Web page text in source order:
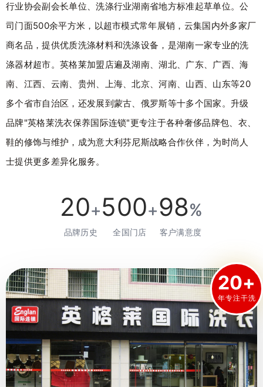
行业协会副会长单位、洗涤行业湖南省地方标准起草单位。公
司门面500余平方米，以超市模式常年展销，云集国内外多家厂
商名品，提供优质洗涤材料和洗涤设备，是湖南一家专业的洗
涤器材超市。英格莱加盟店遍及湖南、湖北、广东、广西、海
南、江西、云南、贵州、上海、北京、河南、山西、山东等20
多个省市自治区，还发展到蒙古、俄罗斯等十多个国家。升级
品牌"英格莱洗衣保养国际连锁"更专注于各种奢侈品牌包、衣、
鞋的修饰与维护，成为意大利芬尼斯战略合作伙伴，为时尚人
士提供更多差异化服务。
20+
品牌历史
500+
全国门店
98%
客户满意度
20+
年专注干洗